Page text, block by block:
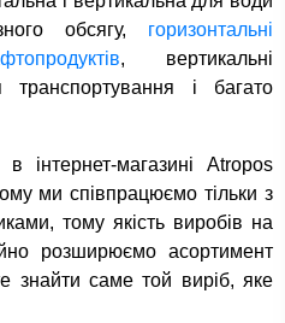
обсягу, горизонтальні
, вертикальні
транспортування і багато
інтернет-магазині Atropos
ми співпрацюємо тільки з
тому якість виробів на
розширюємо асортимент
знайти саме той виріб, яке